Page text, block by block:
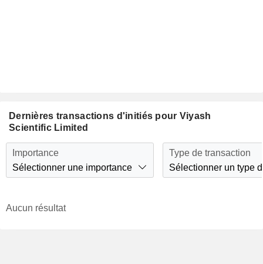
Dernières transactions d'initiés pour Viyash
Scientific Limited
Importance
Sélectionner une importance
Type de transaction
Sélectionner un type
Aucun résultat